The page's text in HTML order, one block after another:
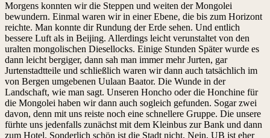
Morgens konnten wir die Steppen und weiten der Mongolei
bewundern. Einmal waren wir in einer Ebene, die bis zum Horizont
reichte. Man konnte dir Rundung der Erde sehen. Und entlich
bessere Luft als in Beijing. Allerdings leicht verunstaltet von den
uralten mongolischen Diesellocks. Einige Stunden Später wurde es
dann leicht bergiger, dann sah man immer mehr Jurten, gar
Jurtenstadtteile und schließlich waren wir dann auch tatsächlich im
von Bergen umgebenen Uulaan Baator. Die Wunde in der
Landschaft, wie man sagt. Unseren Honcho oder die Honchine für
die Mongolei haben wir dann auch sogleich gefunden. Sogar zwei
davon, denn mit uns reiste noch eine schnellere Gruppe. Die unsere
fürhte uns jedenfalls zunächst mit dem Kleinbus zur Bank und dann
zum Hotel. Sonderlich schön ist die Stadt nicht. Nein, UB ist eher